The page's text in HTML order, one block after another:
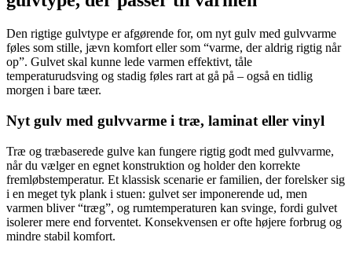
Den rigtige gulvtype er afgørende for, om nyt gulv med gulvvarme
føles som stille, jævn komfort eller som “varme, der aldrig rigtig når
op”. Gulvet skal kunne lede varmen effektivt, tåle
temperaturudsving og stadig føles rart at gå på – også en tidlig
morgen i bare tæer.
Nyt gulv med gulvvarme i træ, laminat eller vinyl
Træ og træbaserede gulve kan fungere rigtig godt med gulvvarme,
når du vælger en egnet konstruktion og holder den korrekte
fremløbstemperatur. Et klassisk scenarie er familien, der forelsker sig
i en meget tyk plank i stuen: gulvet ser imponerende ud, men
varmen bliver “træg”, og rumtemperaturen kan svinge, fordi gulvet
isolerer mere end forventet. Konsekvensen er ofte højere forbrug og
mindre stabil komfort.